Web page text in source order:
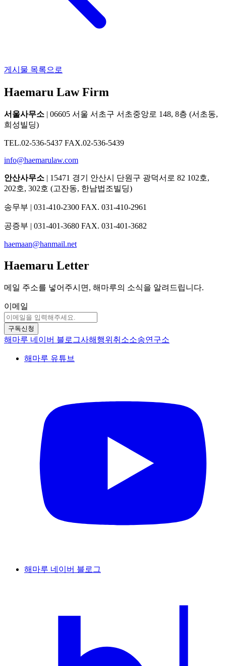
게시물 목록으로
Haemaru Law Firm
서울사무소 | 06605 서울 서초구 서초중앙로 148, 8층 (서초동,
희성빌딩)
TEL.02-536-5437 FAX.02-536-5439
info@haemarulaw.com
안산사무소 | 15471 경기 안산시 단원구 광덕서로 82 102호,
202호, 302호 (고잔동, 한남법조빌딩)
송무부 | 031-410-2300 FAX. 031-410-2961
공증부 | 031-401-3680 FAX. 031-401-3682
haemaan@hanmail.net
Haemaru Letter
메일 주소를 넣어주시면, 해마루의 소식을 알려드립니다.
이메일
구독신청
해마루 네이버 블로그사해행위취소소송연구소
해마루 유튜브
해마루 네이버 블로그